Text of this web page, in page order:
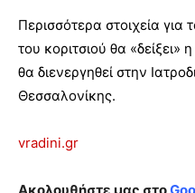
Περισσότερα στοιχεία για
του κοριτσιού θα
θα διενεργηθεί στην
Θεσσαλονίκης.
vradini.gr